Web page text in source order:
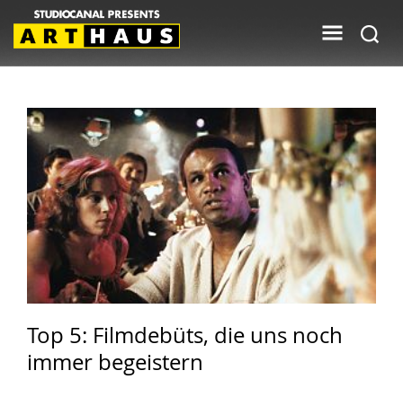
Top 5: Filmdebüts, die uns noch
immer begeistern